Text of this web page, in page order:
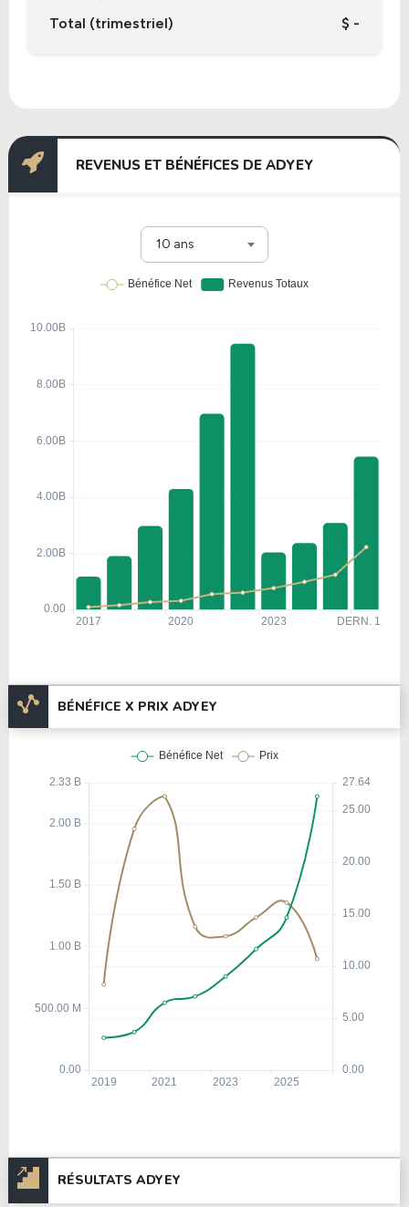
Total (trimestriel) $ -
REVENUS ET BÉNÉFICES DE ADYEY
10 ans
BÉNÉFICE X PRIX ADYEY
RÉSULTATS ADYEY